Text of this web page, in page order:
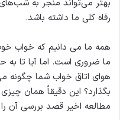
بهتر می‌تواند منجر به شب‌های
رفاه کلی ما داشته باشد.
همه ما می دانیم که خواب
ما ضروری است. اما آیا تا به
هوای اتاق خواب شما چگونه
بگذارد؟ این دقیقاً همان
مطالعه اخیر قصد بررسی آن